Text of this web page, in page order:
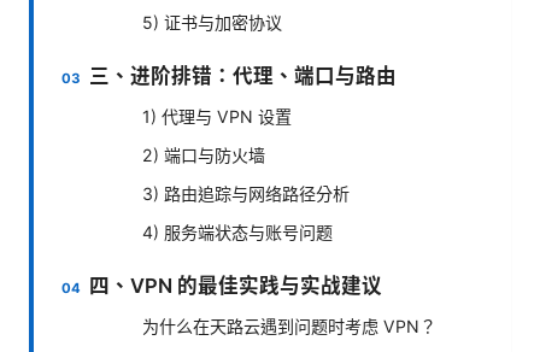
5) 证书与加密协议
三、进阶排错：代理、端口与路由
1) 代理与 VPN 设置
2) 端口与防火墙
3) 路由追踪与网络路径分析
4) 服务端状态与账号问题
四、VPN 的最佳实践与实战建议
为什么在天路云遇到问题时考虑 VPN？